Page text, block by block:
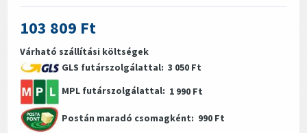
103 809 Ft
Várható szállítási költségek
GLS futárszolgálattal: 3 050 Ft
MPL futárszolgálattal: 1 990 Ft
Postán maradó csomagként: 990 Ft